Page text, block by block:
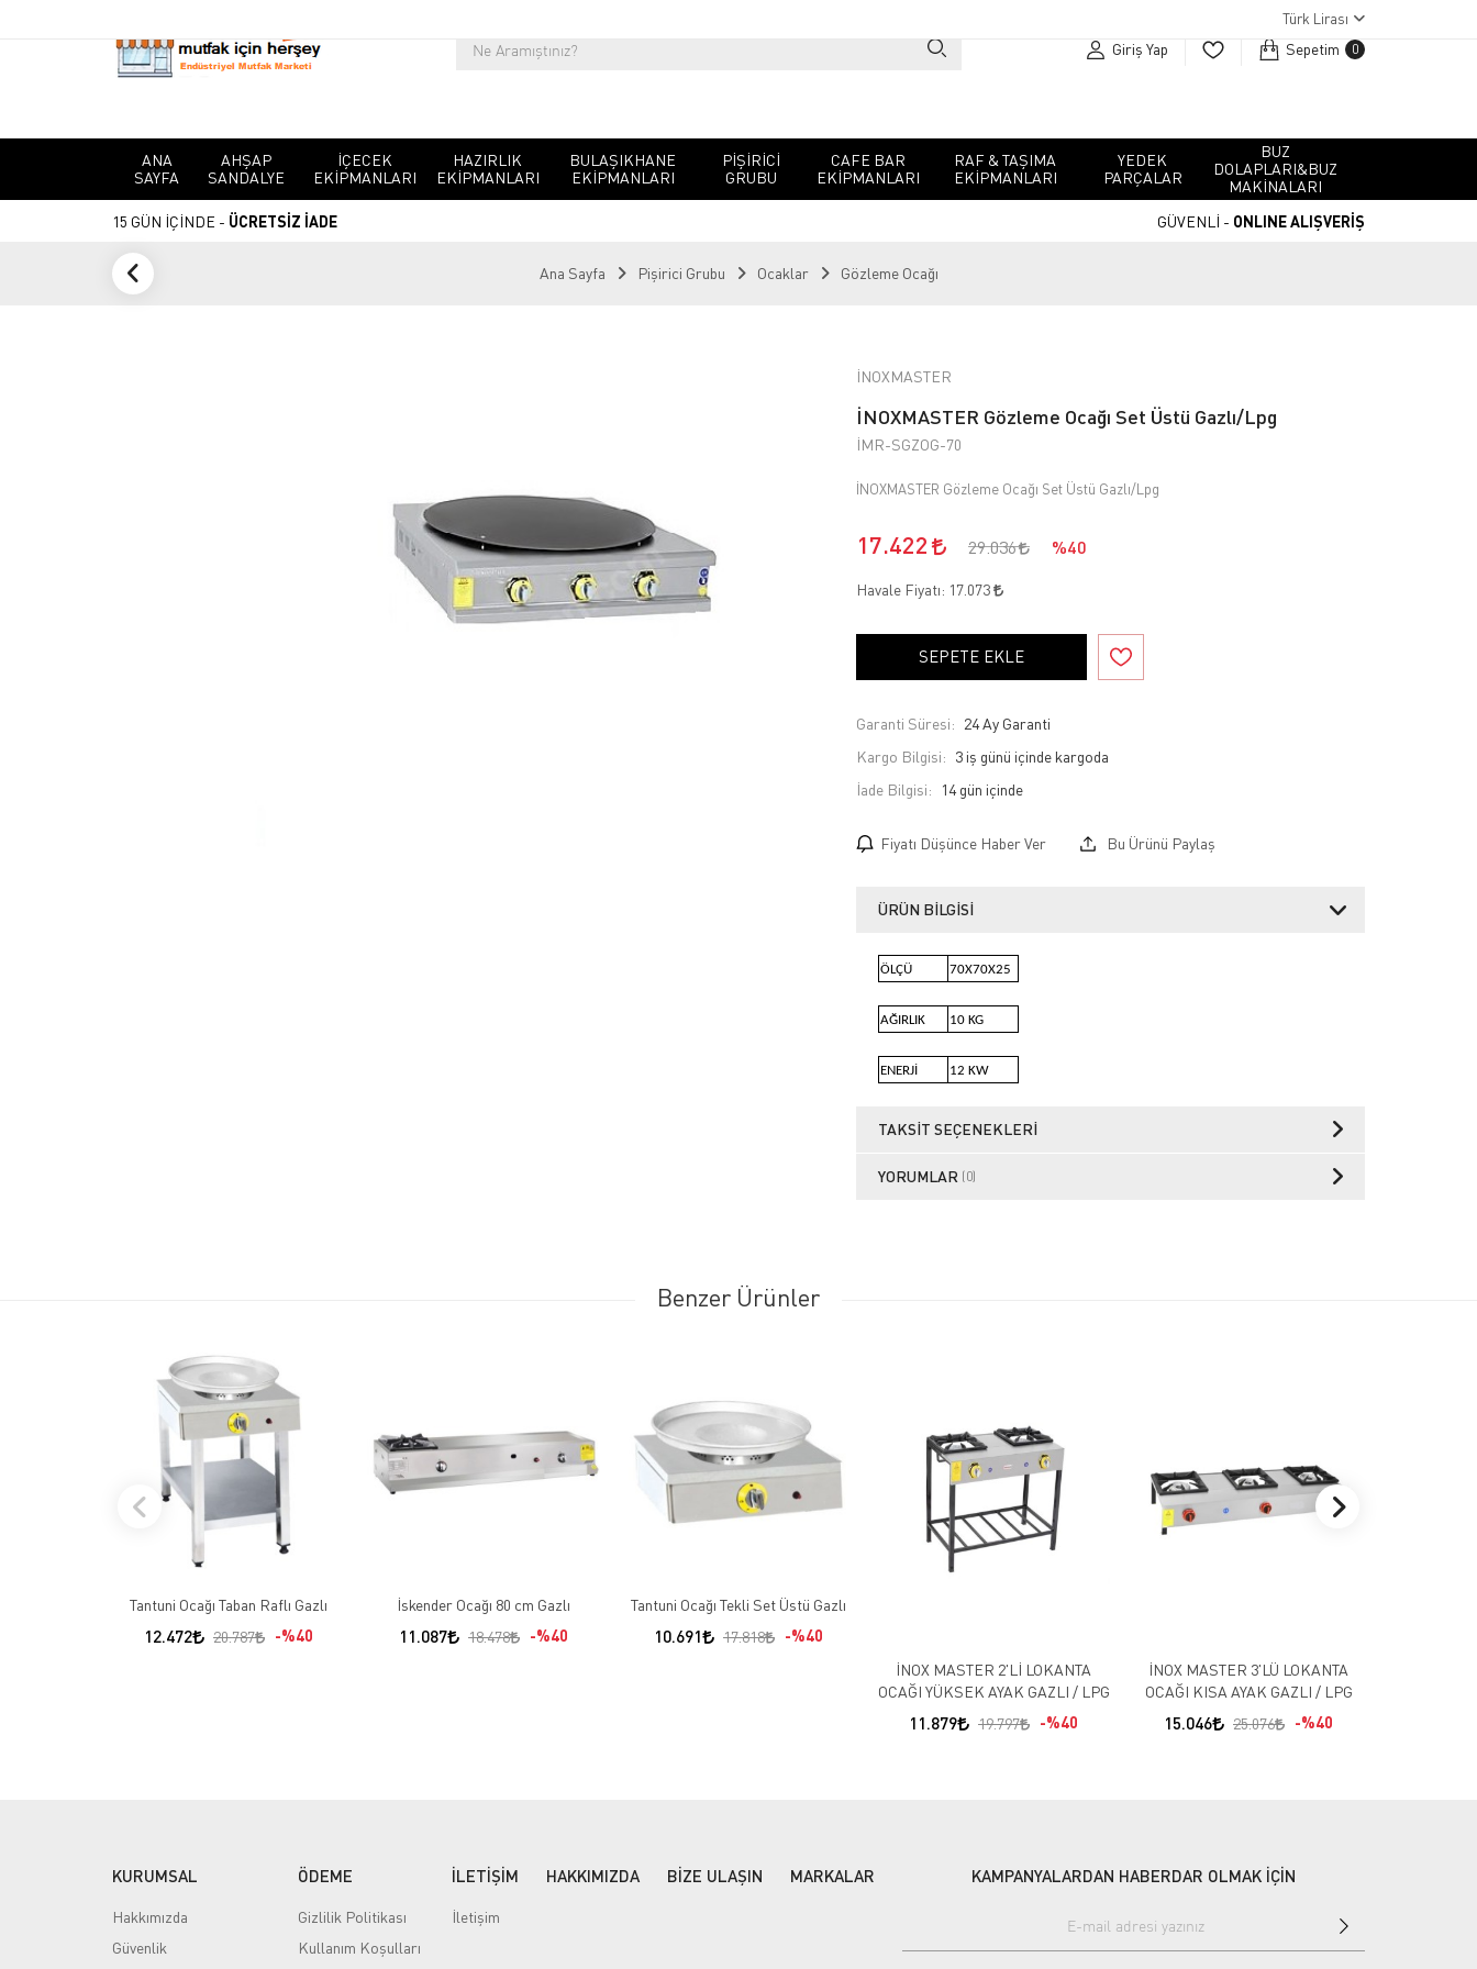
Türk Lirası
Giriş Yap Sepetim 0
ANA
SAYFA
AHŞAP
SANDALYE
İÇECEK
EKIPMANLARI
HAZIRLIK
EKIPMANLARI
BULAŞIKHANE
EKIPMANLARI
PIŞIRICI
GRUBU
CAFE BAR
EKIPMANLARI
RAF & TAŞIMA
EKIPMANLARI
YEDEK
PARÇALAR
BUZ
DOLAPLARI&BUZ
MAKINALARI
15 GÜN İÇİNDE - ÜCRETSİZ İADE GÜVENLİ - ONLINE ALIŞVERİŞ
Ana Sayfa Pişirici Grubu Ocaklar Gözleme Ocağı
İNOXMASTER
İNOXMASTER Gözleme Ocağı Set Üstü Gazlı/Lpg
İMR-SGZOG-70
İNOXMASTER Gözleme Ocağı Set Üstü Gazlı/Lpg
17.422 29.036 %40
Havale Fiyatı: 17.073
SEPETE EKLE
Garanti Süresi: 24 Ay Garanti
Kargo Bilgisi: 3 iş günü içinde kargoda
İade Bilgisi:
Fiyatı Düşünce Haber Ver Bu Ürünü Paylaş
ÜRÜN BILGISI
ÖLÇÜ 70X70X25
AĞIRLIK 10 KG
ENERJİ 12 KW
TAKSIT SEÇENEKLERI
YORUMLAR (0)
Benzer Ürünler
Tantuni Ocağı Taban Raflı Gazlı
12.472 20.787 %40
İskender Ocağı 80 cm Gazlı
11.087 18.478 %40
Tantuni Ocağı Tekli Set Üstü Gazlı
10.691 17.818
%40
İNOX MASTER 2'Lİ LOKANTA
OCAĞI YÜKSEK AYAK GAZLI / LPG
11.879 19.797 %40
İNOX MASTER 3'LÜ LOKANTA
OCAĞI KISA AYAK GAZLI / LPG
15.046 25.076 %40
KURUMSAL
Hakkımızda
Güvenlik
ÖDEME
Gizlilik Politikası
Kullanım Koşulları
İLETİŞİM
İletişim
HAKKIMIZDA BİZE ULAŞIN MARKALAR KAMPANYALARDAN HABERDAR OLMAK İÇİN